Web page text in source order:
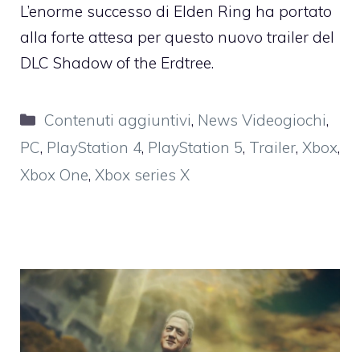
L’enorme successo di Elden Ring ha portato
alla forte attesa per questo nuovo trailer del
DLC Shadow of the Erdtree.
Categorie
Contenuti aggiuntivi, News Videogiochi,
PC, PlayStation 4, PlayStation 5, Trailer, Xbox,
Xbox One, Xbox series X